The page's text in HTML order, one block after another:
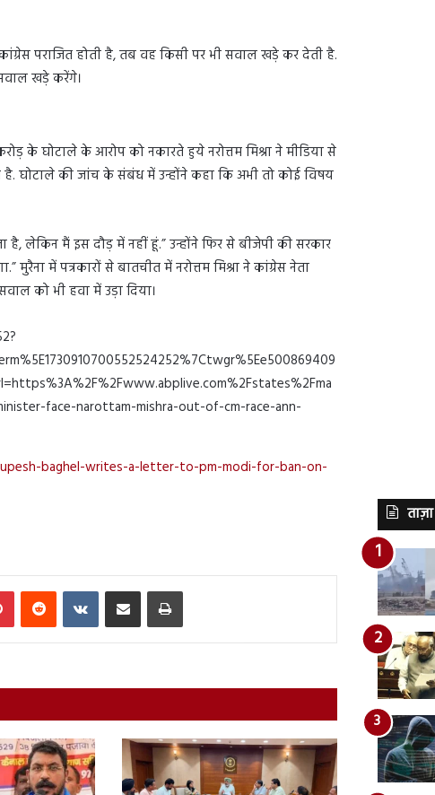
पराजित होती है, तब वह किसी पर भी सवाल खड़े कर देती है.
खड़े करेंगे।
के घोटाले के आरोप को नकारते हुये नरोत्तम मिश्रा ने मीडिया से
घोटाले की जांच के संबंध में उन्होंने कहा कि अभी तो कोई विषय
है, लेकिन मैं इस दौड़ में नहीं हूं.” उन्होंने फिर से बीजेपी की सरकार
में पत्रकारों से बातचीत में नरोत्तम मिश्रा ने कांग्रेस नेता
को भी हवा में उड़ा दिया।
face-narottam-mishra-out-of-cm-race-ann-
baghel-writes-a-letter-to-pm-modi-for-ban-on-
PinterestReddit VKontakteShare via Email Print